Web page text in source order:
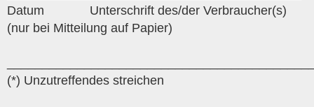
Datum Unterschrift des/der Verbraucher(s)
(nur bei Mitteilung auf Papier)
(*) Unzutreffendes streichen